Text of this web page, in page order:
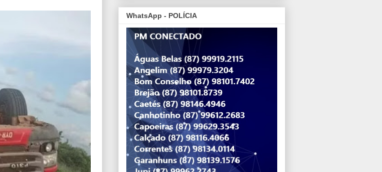
WhatsApp - POLÍCIA